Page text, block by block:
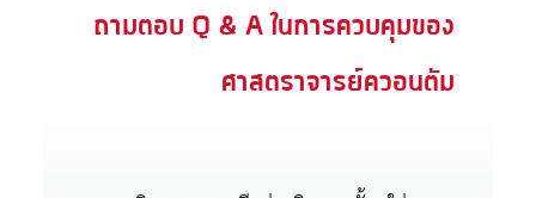
ถามตอบ Q & A ในการควบคุมของ
ศาสตราจารย์ควอนตัม